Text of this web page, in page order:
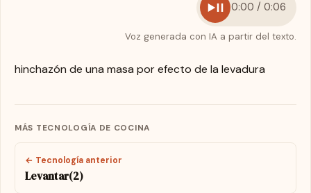
0:00 / 0:06
Voz generada con IA a partir del texto.
hinchazón de una masa por efecto de la levadura
MÁS TECNOLOGÍA DE COCINA
← Tecnología anterior
Levantar(2)